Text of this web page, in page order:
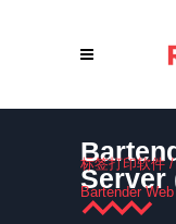
Server
标签打印软件
Bartender